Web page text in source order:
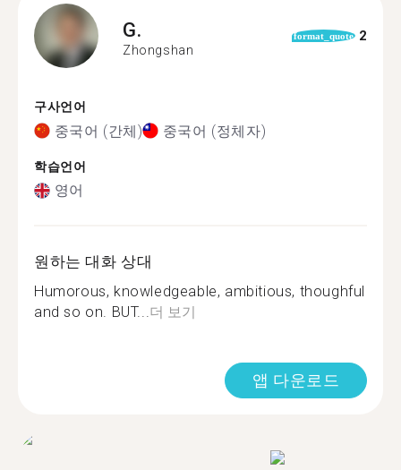
G.
Zhongshan
format_quote 2
구사언어
중국어 (간체) 중국어 (정체자)
학습언어
영어
원하는 대화 상대
Humorous, knowledgeable, ambitious, thoughful
and so on. BUT...더 보기
앱 다운로드